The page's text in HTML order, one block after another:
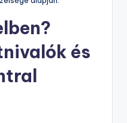
és